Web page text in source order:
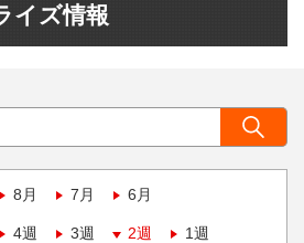
イズ情報
8月 7月 6月
4週 3週 2週 1週